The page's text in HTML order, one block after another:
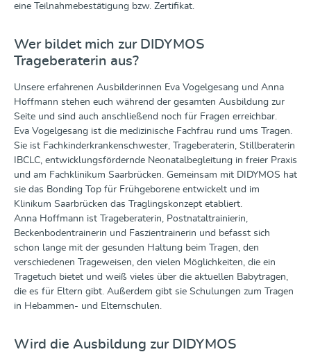
eine Teilnahmebestätigung bzw. Zertifikat.
Wer bildet mich zur DIDYMOS
Trageberaterin aus?
Unsere erfahrenen Ausbilderinnen Eva Vogelgesang und Anna
Hoffmann stehen euch während der gesamten Ausbildung zur
Seite und sind auch anschließend noch für Fragen erreichbar.
Eva Vogelgesang ist die medizinische Fachfrau rund ums Tragen.
Sie ist Fachkinderkrankenschwester, Trageberaterin, Stillberaterin
IBCLC, entwicklungsfördernde Neonatalbegleitung in freier Praxis
und am Fachklinikum Saarbrücken. Gemeinsam mit DIDYMOS hat
sie das Bonding Top für Frühgeborene entwickelt und im
Klinikum Saarbrücken das Traglingskonzept etabliert.
Anna Hoffmann ist Trageberaterin, Postnataltrainierin,
Beckenbodentrainerin und Faszientrainerin und befasst sich
schon lange mit der gesunden Haltung beim Tragen, den
verschiedenen Trageweisen, den vielen Möglichkeiten, die ein
Tragetuch bietet und weiß vieles über die aktuellen Babytragen,
die es für Eltern gibt. Außerdem gibt sie Schulungen zum Tragen
in Hebammen- und Elternschulen.
Wird die Ausbildung zur DIDYMOS